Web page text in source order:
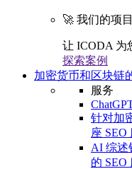
🚀 我们的项
让 ICODA 为
探索案例
加密货币和区块链
服务
针对加
座 SEO
AI 综述
的 SEO